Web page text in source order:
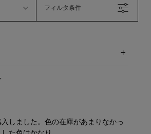
フィルタ条件
しました。色の在庫があまりなかっ